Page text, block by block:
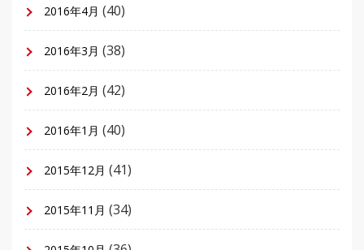
2016年4月 (40)
2016年3月 (38)
2016年2月 (42)
2016年1月 (40)
2015年12月 (41)
2015年11月 (34)